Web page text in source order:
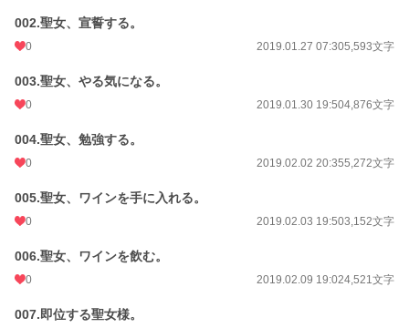
58,230
初回公開日時
月間ポイント
年間ポイント 224 pt (122,951 位)
累計ポイント
002.聖女、宣誓する。
0 2019.01.27 07:305,593文字
003.聖女、やる気になる。
0 2019.01.30 19:504,876文字
004.聖女、勉強する。
0 2019.02.02 20:355,272文字
005.聖女、ワインを手に入れる。
0 2019.02.03 19:503,152文字
006.聖女、ワインを飲む。
0 2019.02.09 19:024,521文字
007.即位する聖女様。